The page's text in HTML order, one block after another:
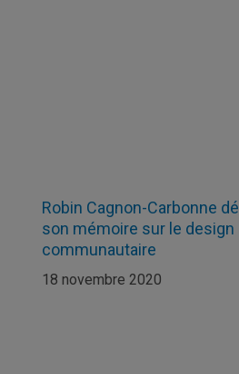
Robin Cagnon-Carbonne
son mémoire sur le design
communautaire
18 novembre 2020